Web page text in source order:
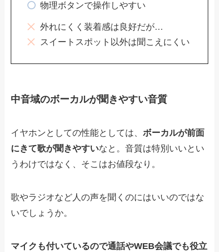
物理ボタンで操作しやすい
外れにくく装着感は良好だが…
スイートスポット以外は聞こえにくい
中音域のボーカルが聞きやすい音質
イヤホンとしての性能としては、ボーカルが前面
にきて歌が聞きやすいなと。音質は特別いいとい
うわけではなく、そこはお値段なり。
歌やラジオなど人の声を聞くのにはいいのではな
いでしょうか。
マイクも付いているので通話やWEB会議でも役立